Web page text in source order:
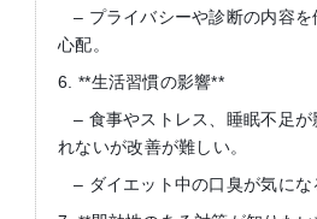
– プライバシーや診断の内容
心配。
6. **生活習慣の影響**
– 食事やストレス、睡眠不足が
れないが改善が難しい。
– ダイエット中の口臭が気にな